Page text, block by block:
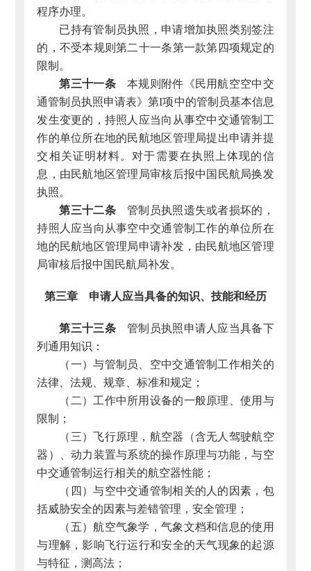
程序办理。
已持有管制员执照，申请增加执照类别签注
的，不受本规则第二十一条第一款第四项规定的
限制。
第三十一条本规则附件《民用航空空中交
通管制员执照申请表》第I项中的管制员基本信息
发生变更的，持照人应当向从事空中交通管制工
作的单位所在地的民航地区管理局提出申请并提
交相关证明材料。对于需要在执照上体现的信
息，由民航地区管理局审核后报中国民航局换发
执照。
第三十二条管制员执照遗失或者损坏的，
持照人应当向从事空中交通管制工作的单位所在
地的民航地区管理局申请补发，由民航地区管理
局审核后报中国民航局补发。
第三章 申请人应当具备的知识、技能和经历
第三十三条管制员执照申请人应当具备下
列通用知识：
（一）与管制员、空中交通管制工作相关的
法律、法规、规章、标准和规定；
（二）工作中所用设备的一般原理、使用与
限制；
（三）飞行原理，航空器（含无人驾驶航空
器）、动力装置与系统的操作原理与功能，与空
中交通管制运行相关的航空器性能；
（四）与空中交通管制相关的人的因素，包
括威胁安全的因素与差错管理，安全管理；
（五）航空气象学，气象文档和信息的使用
与理解，影响飞行运行和安全的天气现象的起源
与特征，测高法；